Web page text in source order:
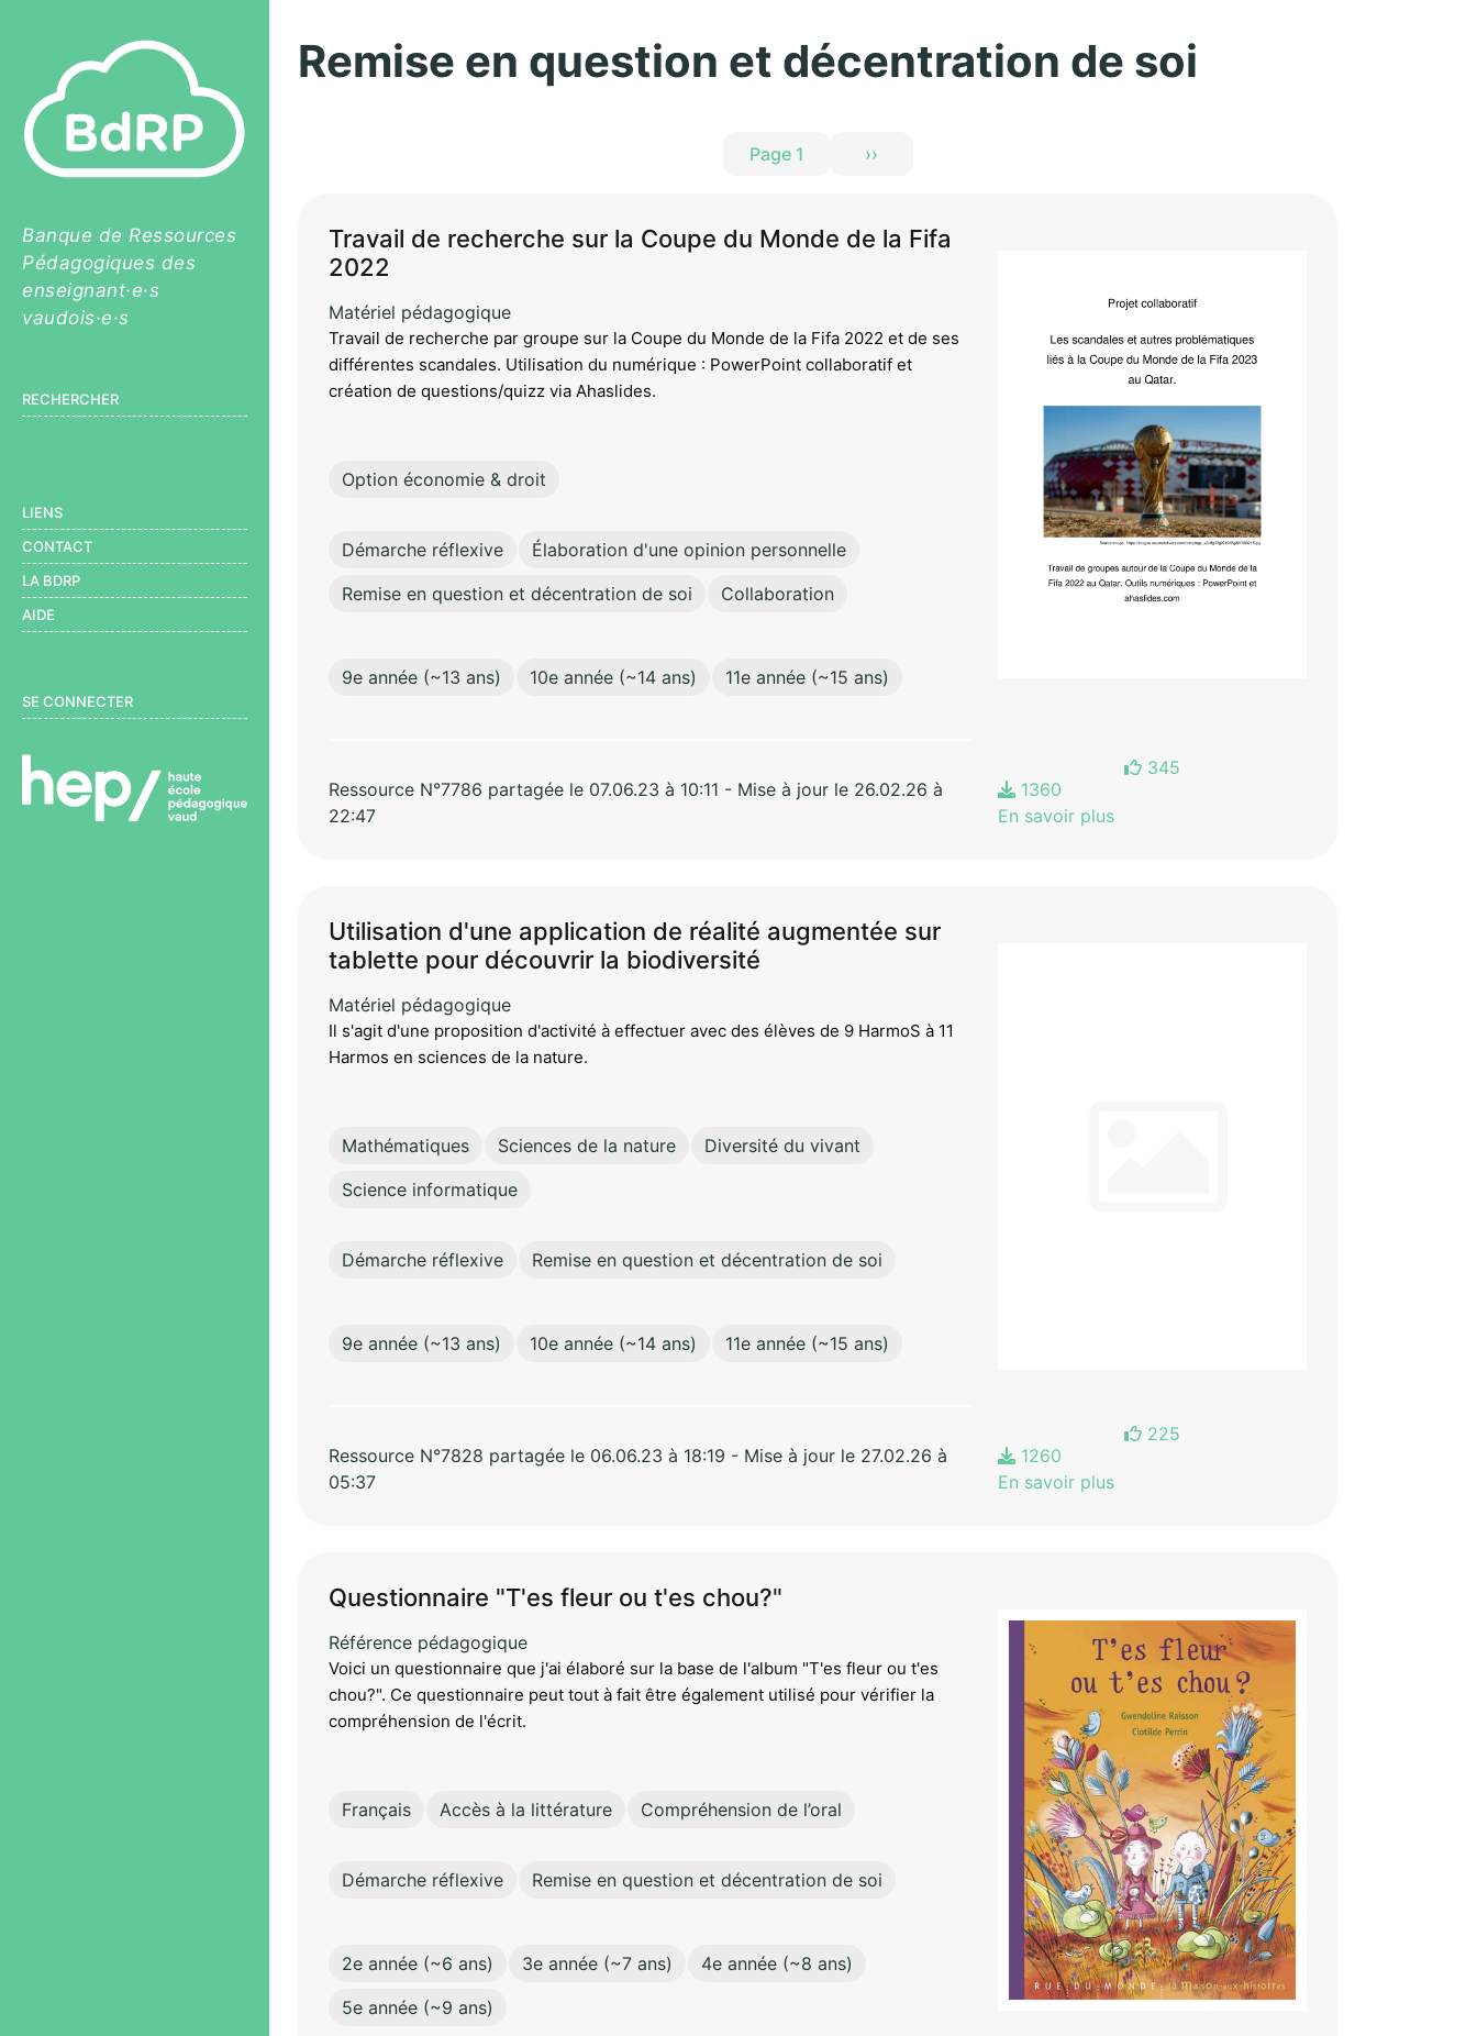
Remise en question et décentration de soi
Page 1 ››
Travail de recherche sur la Coupe du Monde de la Fifa
2022
Matériel pédagogique
Travail de recherche par groupe sur la Coupe du Monde de la Fifa 2022 et de ses
différentes scandales. Utilisation du numérique : PowerPoint collaboratif et
création de questions/quizz via Ahaslides.
Option économie & droit
Démarche réflexive
Élaboration d'une opinion personnelle
Remise en question et décentration de soi
Collaboration
9e année (~13 ans) 10e année (~14 ans) 11e année (~15 ans)
Ressource N°7786 partagée le 07.06.23 à 10:11 - Mise à jour le 26.02.26 à
22:47
345
1360
En savoir plus
Utilisation d'une application de réalité augmentée sur
tablette pour découvrir la biodiversité
Matériel pédagogique
Il s'agit d'une proposition d'activité à effectuer avec des élèves de 9 HarmoS à 11
Harmos en sciences de la nature.
Mathématiques Sciences de la nature
Diversité du vivant
Science informatique
Démarche réflexive Remise en question et décentration de soi
9e année (~13 ans) 10e année (~14 ans) 11e année (~15 ans)
Ressource N°7828 partagée le 06.06.23 à 18:19 - Mise à jour le 27.02.26 à
05:37
225
1260
En savoir plus
Questionnaire "T'es fleur ou t'es chou?"
Référence pédagogique
Voici un questionnaire que j'ai élaboré sur la base de l'album "T'es fleur ou t'es
chou?". Ce questionnaire peut tout à fait être également utilisé pour vérifier la
compréhension de l'écrit.
Français Accès à la littérature Compréhension de l’oral
Démarche réflexive Remise en question et décentration de soi
2e année (~6 ans) 3e année (~7 ans)
4e année (~8 ans)
5e année (~9 ans)
Banque de Ressources
Pédagogiques des
enseignant·e·s
vaudois·e·s
RECHERCHER
LIENS
CONTACT
LA BDRP
AIDE
User menu
SE CONNECTER